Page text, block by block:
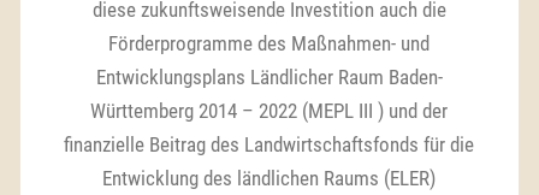
diese zukunftsweisende Investition auch die
Förderprogramme des Maßnahmen- und
Entwicklungsplans Ländlicher Raum Baden-
Württemberg 2014 – 2022 (MEPL III ) und der
finanzielle Beitrag des Landwirtschaftsfonds für die
Entwicklung des ländlichen Raums (ELER)